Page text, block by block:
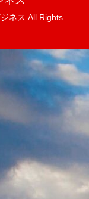
ネス All Rights